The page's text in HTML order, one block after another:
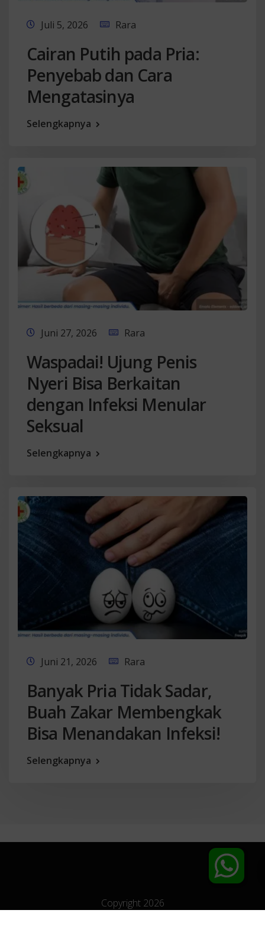
Juli 5, 2026 Rara
Cairan Putih pada Pria:
Penyebab dan Cara
Mengatasinya
Selengkapnya
Juni 27, 2026 Rara
Waspadai! Ujung Penis
Nyeri Bisa Berkaitan
dengan Infeksi Menular
Seksual
Selengkapnya
Juni 21, 2026 Rara
Banyak Pria Tidak Sadar,
Buah Zakar Membengkak
Bisa Menandakan Infeksi!
Selengkapnya
Copyright 2026